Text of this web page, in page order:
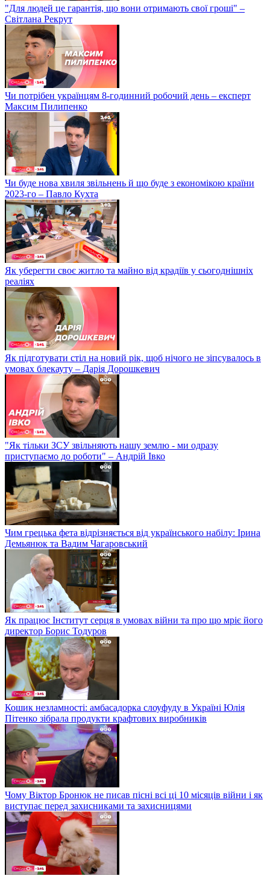
"Для людей це гарантія, що вони отримають свої гроші" –
Світлана Рекрут
Чи потрібен українцям 8-годинний робочий день – експерт
Максим Пилипенко
Чи буде нова хвиля звільнень й що буде з економікою країни
2023-го – Павло Кухта
Як уберегти своє житло та майно від крадіїв у сьогоднішніх
реаліях
Як підготувати стіл на новий рік, щоб нічого не зіпсувалось в
умовах блекауту – Дарія Дорошкевич
"Як тільки ЗСУ звільняють нашу землю - ми одразу
приступаємо до роботи" – Андрій Івко
Чим грецька фета відрізняється від українського набілу: Ірина
Демьянюк та Вадим Чагаровський
Як працює Інститут серця в умовах війни та про що мріє його
директор Борис Тодуров
Кошик незламності: амбасадорка слоуфуду в Україні Юлія
Пітенко зібрала продукти крафтових виробників
Чому Віктор Бронюк не писав пісні всі ці 10 місяців війни і як
виступає перед захисниками та захисницями